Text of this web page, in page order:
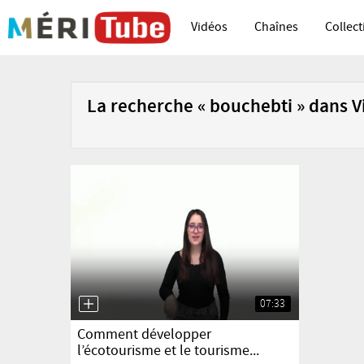
Vidéos Chaînes
La recherche « bouchebti » dans
yes
07:33
Comment développer
l’écotourisme et le tourisme...